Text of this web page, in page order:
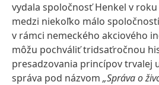
vydala spoločnosť Henkel v roku
medzi niekoľko málo
v rámci nemeckého akciového
môžu pochváliť tridsaťročnou
presadzovania princípov trvalej
správa pod názvom „Správa o